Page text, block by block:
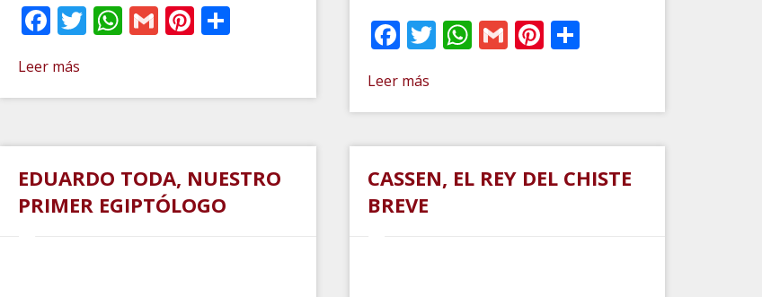
Facebook
Twitter
WhatsApp
GmailPinterest
Leer más
Facebook
Twitter
WhatsApp
GmailPinterest
Compartir
Leer más
EDUARDO TODA, NUESTRO
PRIMER EGIPTÓLOGO
CASSEN, EL REY DEL CHISTE
BREVE